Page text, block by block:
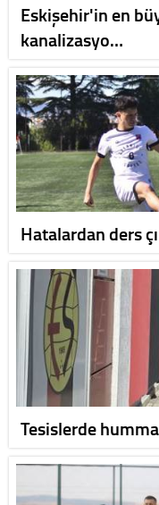
Eskişehir'in en
kanalizasyo…
Hatalardan ders
Tesislerde